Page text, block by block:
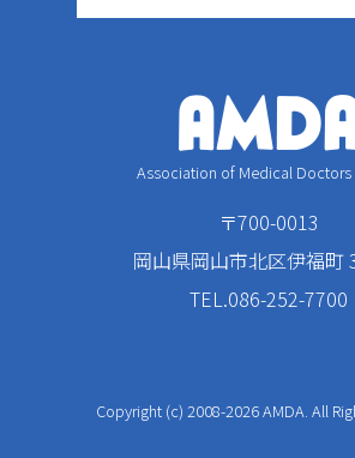
Association of Medical Doctors
〒700-0013
岡山県岡山市北区伊福町
TEL.086-252-7700
Copyright (c) 2008-2026 AMDA. All